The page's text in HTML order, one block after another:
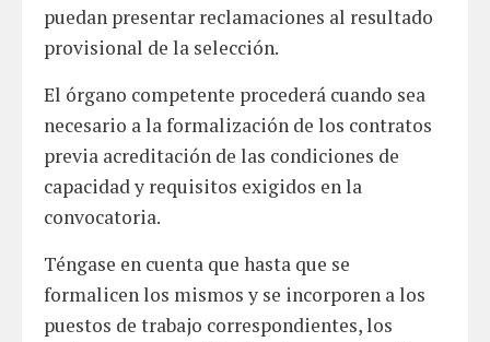
puedan presentar reclamaciones al resultado
provisional de la selección.
El órgano competente procederá cuando sea
necesario a la formalización de los contratos
previa acreditación de las condiciones de
capacidad y requisitos exigidos en la
convocatoria.
Téngase en cuenta que hasta que se
formalicen los mismos y se incorporen a los
puestos de trabajo correspondientes, los